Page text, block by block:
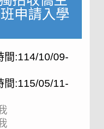
申請入學
間:114/10/09-
間:115/05/11-